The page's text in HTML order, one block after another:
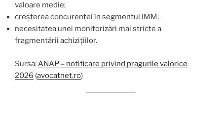
valoare medie;
creșterea concurenței în segmentul IMM;
necesitatea unei monitorizări mai stricte a
fragmentării achizițiilor.
Sursa:ANAP – notificare privind pragurile valorice
2026 (avocatnet.ro)